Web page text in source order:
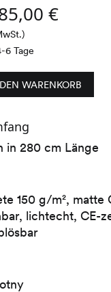
€
6 Tage
WARENKORB
in 280 cm Länge
150 g/m², matte
lichtecht, CE-